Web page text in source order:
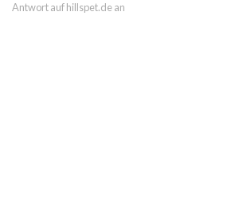
Antwort auf hillspet.de an